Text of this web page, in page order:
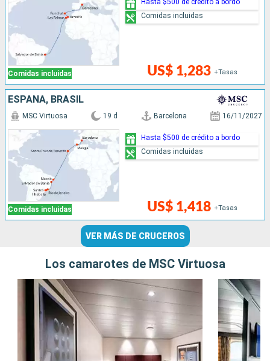
Comidas incluidas US$ 1,283 +Tasas
Hasta $500 de crédito a bordo
Comidas incluidas
ESPAÑA, BRASIL
Comidas incluidas
MSC Virtuosa 19 d Barcelona 16/11/2027
US$ 1,418 +Tasas
Hasta $500 de crédito a bordo
Comidas incluidas
VER MÁS DE CRUCEROS
Los camarotes de MSC Virtuosa